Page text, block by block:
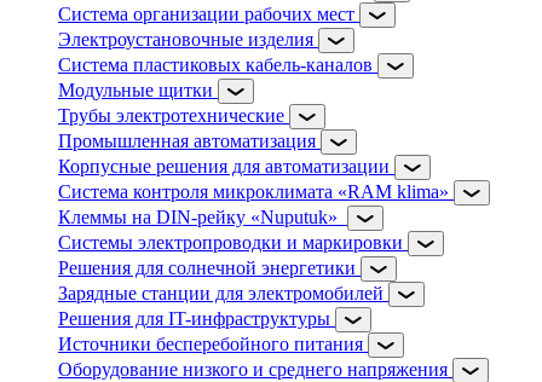
Система организации рабочих мест
Электроустановочные изделия
Система пластиковых кабель-каналов
Модульные щитки
Трубы электротехнические
Промышленная автоматизация
Корпусные решения для автоматизации
Система контроля микроклимата «RAM klima»
Клеммы на DIN-рейку «Nuputuk»
Системы электропроводки и маркировки
Решения для солнечной энергетики
Зарядные станции для электромобилей
Решения для IT-инфраструктуры
Источники бесперебойного питания
Оборудование низкого и среднего напряжения